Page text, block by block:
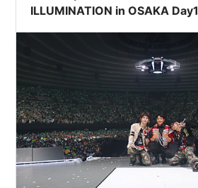
リ Chemist…
ILLUMINATION in OSAKA Day1